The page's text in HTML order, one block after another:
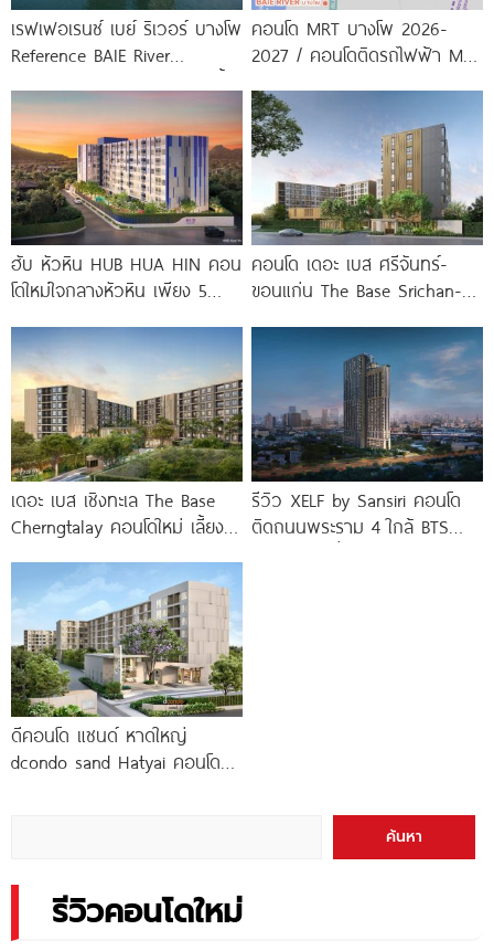
เรฟเฟอเรนซ์ เบย์ ริเวอร์ บางโพ
Reference BAIE River
จาก
คอนโด MRT บางโพ 2026-
2027 / คอนโดติดรถไฟฟ้า MRT
ฮับ หัวหิน HUB HUA HIN คอน
โดใหม่ใจกลางหัวหิน เพียง 5
คอนโด เดอะ เบส ศรีจันทร์-
ขอนแก่น The Base Srichan-
ขอนแก่น
เดอะ เบส เชิงทะเล The Base
Cherngtalay คอนโดใหม่ เลี้ยง
รีวิว XELF by Sansiri คอนโด
ติดถนนพระราม 4 ใกล้ BTS
ดีคอนโด แซนด์ หาดใหญ่
dcondo sand Hatyai คอนโด
ค้นหา
รีวิวคอนโดใหม่